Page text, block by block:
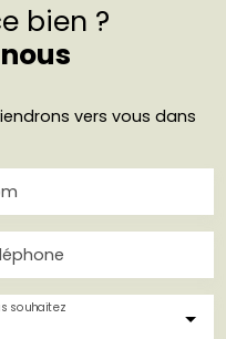
bien ?
vers vous dans
souhaitez